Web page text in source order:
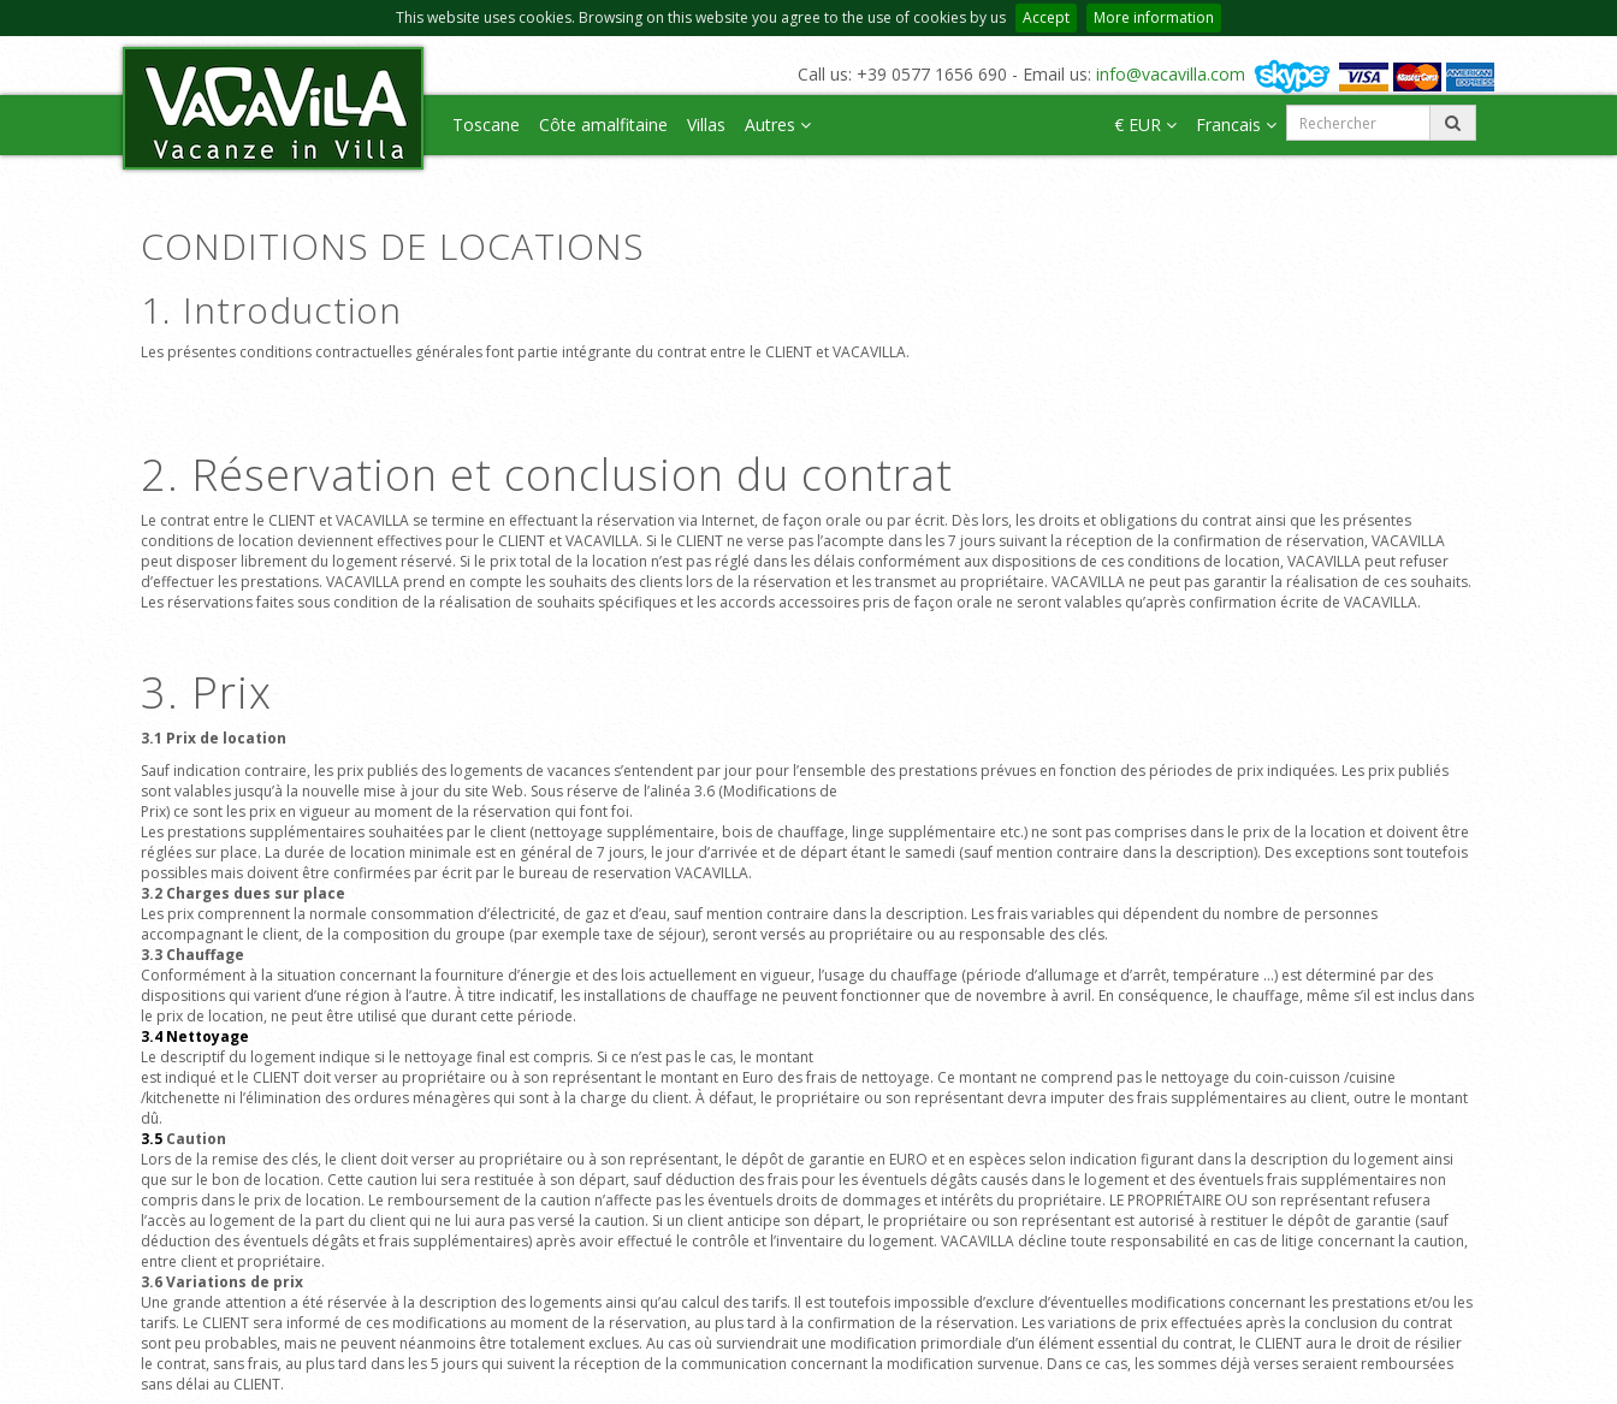
This website uses cookies. Browsing on this website you agree to the use of cookies by us Accept More information
Call us: +39 0577 1656 690 - Email us: info@vacavilla.com
Toscane Côte amalfitaine Villas Autres € EUR Francais
CONDITIONS DE LOCATIONS
1. Introduction
Les présentes conditions contractuelles générales font partie intégrante du contrat entre le CLIENT et VACAVILLA.
2. Réservation et conclusion du contrat
Le contrat entre le CLIENT et VACAVILLA se termine en effectuant la réservation via Internet, de façon orale ou par écrit. Dès lors, les droits et obligations du contrat ainsi que les présentes
conditions de location deviennent effectives pour le CLIENT et VACAVILLA. Si le CLIENT ne verse pas l’acompte dans les 7 jours suivant la réception de la confirmation de réservation, VACAVILLA
peut disposer librement du logement réservé. Si le prix total de la location n’est pas réglé dans les délais conformément aux dispositions de ces conditions de location, VACAVILLA peut refuser
d’effectuer les prestations. VACAVILLA prend en compte les souhaits des clients lors de la réservation et les transmet au propriétaire. VACAVILLA ne peut pas garantir la réalisation de ces souhaits.
Les réservations faites sous condition de la réalisation de souhaits spécifiques et les accords accessoires pris de façon orale ne seront valables qu’après confirmation écrite de VACAVILLA.
3. Prix
3.1 Prix de location
Sauf indication contraire, les prix publiés des logements de vacances s’entendent par jour pour l’ensemble des prestations prévues en fonction des périodes de prix indiquées. Les prix publiés
sont valables jusqu’à la nouvelle mise à jour du site Web. Sous réserve de l’alinéa 3.6 (Modifications de
Prix) ce sont les prix en vigueur au moment de la réservation qui font foi.
Les prestations supplémentaires souhaitées par le client (nettoyage supplémentaire, bois de chauffage, linge supplémentaire etc.) ne sont pas comprises dans le prix de la location et doivent être
réglées sur place. La durée de location minimale est en général de 7 jours, le jour d’arrivée et de départ étant le samedi (sauf mention contraire dans la description). Des exceptions sont toutefois
possibles mais doivent être confirmées par écrit par le bureau de reservation VACAVILLA.
3.2 Charges dues sur place
Les prix comprennent la normale consommation d’électricité, de gaz et d’eau, sauf mention contraire dans la description. Les frais variables qui dépendent du nombre de personnes
accompagnant le client, de la composition du groupe (par exemple taxe de séjour), seront versés au propriétaire ou au responsable des clés.
3.3 Chauffage
Conformément à la situation concernant la fourniture d’énergie et des lois actuellement en vigueur, l’usage du chauffage (période d’allumage et d’arrêt, température ...) est déterminé par des
dispositions qui varient d’une région à l’autre. À titre indicatif, les installations de chauffage ne peuvent fonctionner que de novembre à avril. En conséquence, le chauffage, même s’il est inclus dans
le prix de location, ne peut être utilisé que durant cette période.
3.4 Nettoyage
Le descriptif du logement indique si le nettoyage final est compris. Si ce n’est pas le cas, le montant
est indiqué et le CLIENT doit verser au propriétaire ou à son représentant le montant en Euro des frais de nettoyage. Ce montant ne comprend pas le nettoyage du coin-cuisson /cuisine
/kitchenette ni l’élimination des ordures ménagères qui sont à la charge du client. À défaut, le propriétaire ou son représentant devra imputer des frais supplémentaires au client, outre le montant
dû.
3.5 Caution
Lors de la remise des clés, le client doit verser au propriétaire ou à son représentant, le dépôt de garantie en EURO et en espèces selon indication figurant dans la description du logement ainsi
que sur le bon de location. Cette caution lui sera restituée à son départ, sauf déduction des frais pour les éventuels dégâts causés dans le logement et des éventuels frais supplémentaires non
compris dans le prix de location. Le remboursement de la caution n’affecte pas les éventuels droits de dommages et intérêts du propriétaire. LE PROPRIÉTAIRE OU son représentant refusera
l’accès au logement de la part du client qui ne lui aura pas versé la caution. Si un client anticipe son départ, le propriétaire ou son représentant est autorisé à restituer le dépôt de garantie (sauf
déduction des éventuels dégâts et frais supplémentaires) après avoir effectué le contrôle et l’inventaire du logement. VACAVILLA décline toute responsabilité en cas de litige concernant la caution,
entre client et propriétaire.
3.6Variations de prix
Une grande attention a été réservée à la description des logements ainsi qu’au calcul des tarifs. Il est toutefois impossible d’exclure d’éventuelles modifications concernant les prestations et/ou les
tarifs. Le CLIENT sera informé de ces modifications au moment de la réservation, au plus tard à la confirmation de la réservation. Les variations de prix effectuées après la conclusion du contrat
sont peu probables, mais ne peuvent néanmoins être totalement exclues. Au cas où surviendrait une modification primordiale d’un élément essential du contrat, le CLIENT aura le droit de résilier
le contrat, sans frais, au plus tard dans les 5 jours qui suivent la réception de la communication concernant la modification survenue. Dans ce cas, les sommes déjà verses seraient remboursées
sans délai au CLIENT.